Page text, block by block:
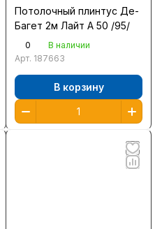
Потолочный плинтус Де-
Багет 2м Лайт А 50 /95/
0
В наличии
Арт. 187663
В корзину